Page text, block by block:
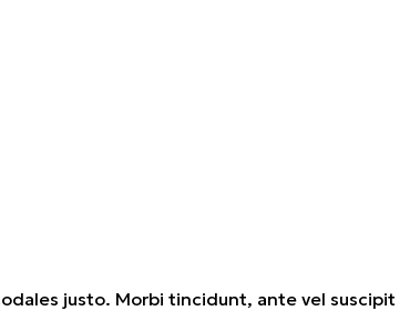
justo. Morbi tincidunt, ante vel suscipit